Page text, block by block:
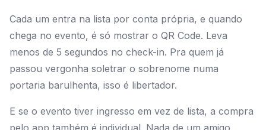
Cada um entra na lista por conta própria, e quando
chega no evento, é só mostrar o QR Code. Leva
menos de 5 segundos no check-in. Pra quem já
passou vergonha soletrar o sobrenome numa
portaria barulhenta, isso é libertador.
E se o evento tiver ingresso em vez de lista, a compra